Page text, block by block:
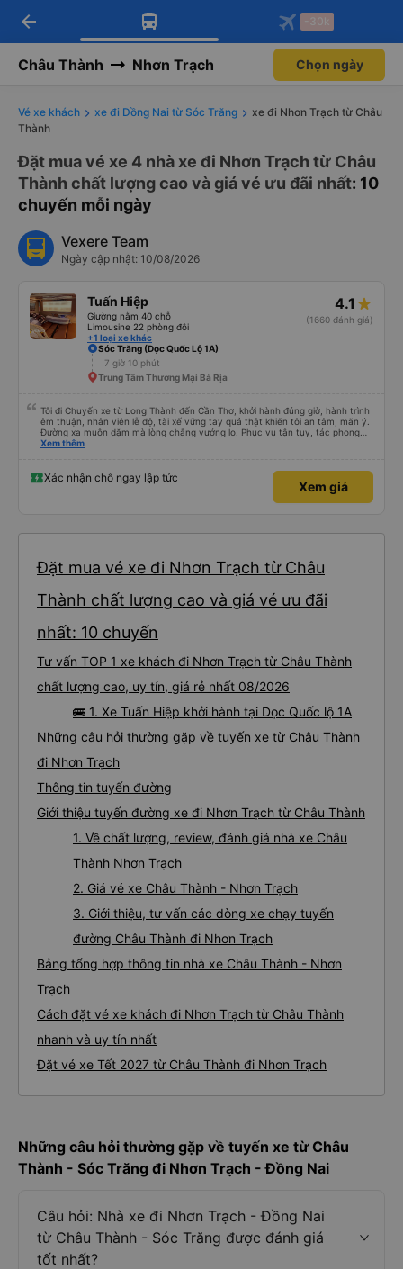
Tải app Vexere ngay!
Nhận ưu đãi thành viên độc
Mở app
Tải app Vexere
-30k/ghế khi đặt vé máy bay qua
Mở app
arrow_back -30k
Châu Thành Nhơn Trạch Chọn ngày
Vé xe khách xe đi Đồng Nai từ Sóc Trăng
xe đi Nhơn Trạch từ Châu
Thành
Đặt mua vé xe 4 nhà xe đi Nhơn Trạch từ Châu
Thành chất lượng cao và giá vé ưu đãi nhất: 10
chuyến mỗi ngày
Vexere Team
Ngày cập nhật: 10/08/2026
Tuấn Hiệp
Giường nằm 40 chỗ
Limousine 22 phòng đôi
+1 loại xe khác
4.1
(1660 đánh giá)
Sóc Trăng (Dọc Quốc Lộ 1A)
7 giờ 10 phút
Trung Tâm Thương Mại Bà Rịa
Tôi đi Chuyến xe từ Long Thành đến Cần Thơ, khởi hành đúng giờ, hành trình
êm thuận, nhân viên lễ độ, tài xế vững tay quả thật khiến tôi an tâm, mãn ý.
Đường xa muôn dặm mà lòng chẳng vướng lo. Phục vụ tận tụy, tác phong
nghiêm cẩn, hiếm thấy giữa thời buổi kim tiền vội vã. Xã hội loạn đạo. Xin gửi
Xem thêm
Xác nhận chỗ ngay lập tức
Xem giá
Đặt mua vé xe đi Nhơn Trạch từ Châu
Thành chất lượng cao và giá vé ưu đãi
nhất: 10 chuyến
Tư vấn TOP 1 xe khách đi Nhơn Trạch từ Châu Thành
chất lượng cao, uy tín, giá rẻ nhất 08/2026
🚌 1. Xe Tuấn Hiệp khởi hành tại Dọc Quốc lộ 1A
Những câu hỏi thường gặp về tuyến xe từ Châu Thành
đi Nhơn Trạch
Thông tin tuyến đường
Giới thiệu tuyến đường xe đi Nhơn Trạch từ Châu Thành
1. Về chất lượng, review, đánh giá nhà xe Châu
Thành Nhơn Trạch
2. Giá vé xe Châu Thành - Nhơn Trạch
3. Giới thiệu, tư vấn các dòng xe chạy tuyến
đường Châu Thành đi Nhơn Trạch
Bảng tổng hợp thông tin nhà xe Châu Thành - Nhơn
Trạch
Cách đặt vé xe khách đi Nhơn Trạch từ Châu Thành
nhanh và uy tín nhất
Đặt vé xe Tết 2027 từ Châu Thành đi Nhơn Trạch
Những câu hỏi thường gặp về tuyến xe từ Châu
Thành - Sóc Trăng đi Nhơn Trạch - Đồng Nai
Câu hỏi: Nhà xe đi Nhơn Trạch - Đồng Nai
từ Châu Thành - Sóc Trăng được đánh giá
tốt nhất?